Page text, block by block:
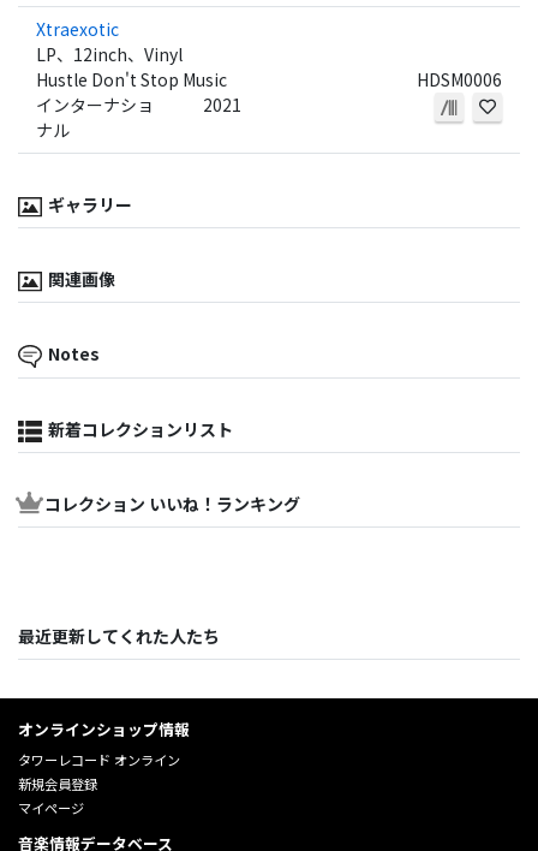
Xtraexotic
LP、12inch、Vinyl
Hustle Don't Stop Music
HDSM0006
インターナショ
ナル
2021
ギャラリー
関連画像
Notes
新着コレクションリスト
コレクション いいね！ランキング
最近更新してくれた人たち
オンラインショップ情報
タワーレコード オンライン
新規会員登録
マイページ
音楽情報データベース